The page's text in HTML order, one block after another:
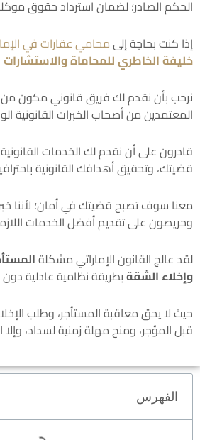
الحكم الصادر؛ لضمان استرداد حقوق
إذا كنت بحاجة إلى محامي عقارات في
خليفة الخاطري للمحاماة والاستشارات
نرحب بأن نقدم لك فريق قانوني مكون
المعتمدين من أصحاب الخبرات القانونية
قادرون على أن نقدم لك الخدمات
قضيتك، وتحقيق أهدافك القانونية
معنا سوف تصبح قضيتك في أمان؛ لأننا
وحريصون على تقديم أفضل الخدمات
لقد عالج القانون الإماراتي مشكلة
وإخلاء الشقة بطريقة نظامية عادلية
حيث لا يحق معاقبة المستأجر، وطلب
قبل المؤجر، ومنح مهلة زمنية لسداد، وإلا
الفهرس